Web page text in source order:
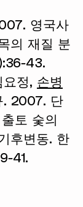
영국사
의 재질 분
43.
요정, 손병
. 2007. 단
토 숯의
후변동. 한
41.